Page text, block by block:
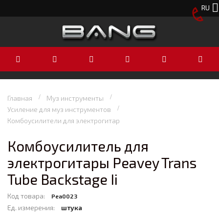
RU
Главная
Муз инструменты
Усиление для муз инструментов
Комбоусилители для электрогитар
Комбоусилитель для
электрогитары Peavey Trans
Tube Backstage Ii
Код товара: Pea0023
Ед. измерения: штука